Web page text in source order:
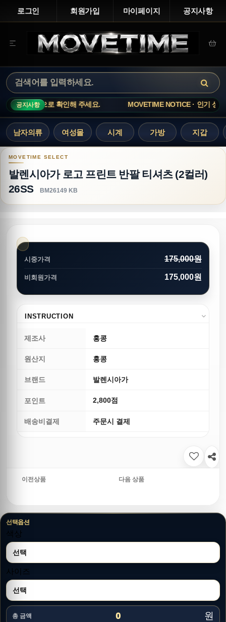
로그인 회원가입 마이페이지 공지사항
공지사항
주세요. MOVETIME NOTICE · 인기 상품은 재고 변동이 빠르
남자의류 여성몰 시계 가방 지갑
발렌시아가 로고 프린트 반팔 티셔츠 (2컬러) 26SS
발렌시아가 로고 프린트 반팔 티셔츠 (2컬러)
26SS
BM26149 KB
시중가격 175,000원
비회원가격 175,000원
INSTRUCTION
제조사 홍콩
원산지 홍콩
브랜드 발렌시아가
포인트 2,800점
배송비결제 주문시 결제
이전상품 다음 상품
선택옵션
색상
사이즈
총 금액 0 원